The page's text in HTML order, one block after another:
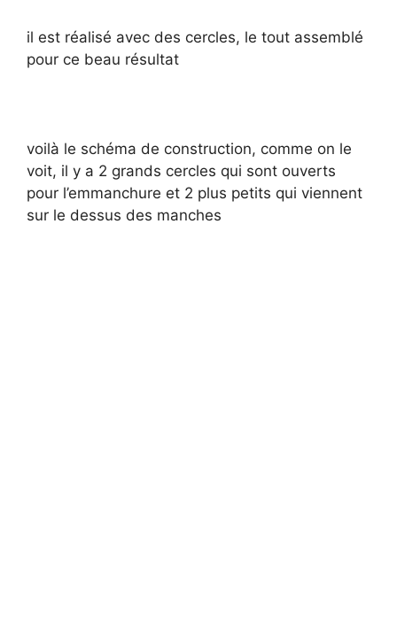
il est réalisé avec des cercles, le tout assemblé
pour ce beau résultat
voilà le schéma de construction, comme on le
voit, il y a 2 grands cercles qui sont ouverts
pour l’emmanchure et 2 plus petits qui viennent
sur le dessus des manches